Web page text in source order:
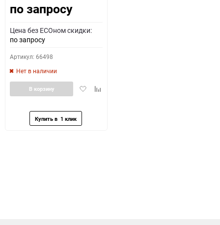
по запросу
Цена без ECOном скидки:
по запросу
Артикул: 66498
Нет в наличии
ДобавитьДобавить
В корзину